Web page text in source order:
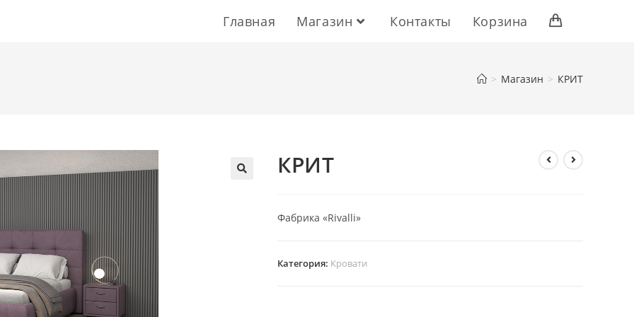
Главная Магазин Контакты Корзина
> Магазин > КРИТ
КРИТ
Фабрика «Rivalli»
Категория: Кровати